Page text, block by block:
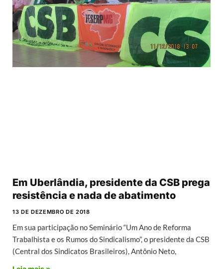
Em Uberlândia, presidente da CSB prega
resistência e nada de abatimento
13 DE DEZEMBRO DE 2018
Em sua participação no Seminário “Um Ano de Reforma
Trabalhista e os Rumos do Sindicalismo”, o presidente da CSB
(Central dos Sindicatos Brasileiros), Antônio Neto,